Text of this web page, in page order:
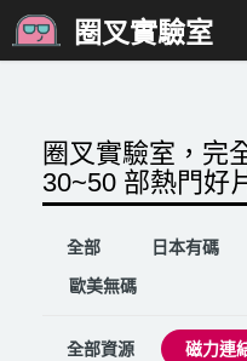
圈叉實驗室
圈叉實驗室，完
30~50 部熱門好
全部 日本有碼
歐美無碼
全部資源 磁力連